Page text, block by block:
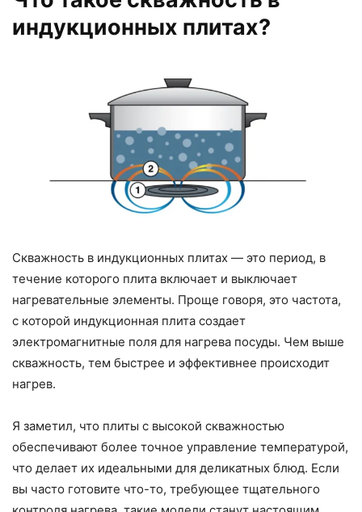
индукционных плитах?
Скважность в индукционных плитах — это период, в
течение которого плита включает и выключает
нагревательные элементы. Проще говоря, это частота,
с которой индукционная плита создает
электромагнитные поля для нагрева посуды. Чем выше
скважность, тем быстрее и эффективнее происходит
нагрев.
Я заметил, что плиты с высокой скважностью
обеспечивают более точное управление температурой,
что делает их идеальными для деликатных блюд. Если
вы часто готовите что-то, требующее тщательного